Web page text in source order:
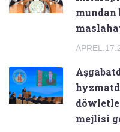
mejlisi